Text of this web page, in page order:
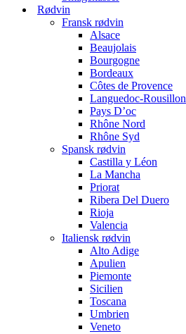
Rødvin
Fransk rødvin
Alsace
Beaujolais
Bourgogne
Bordeaux
Côtes de Provence
Languedoc-Rousillon
Pays D’oc
Rhône Nord
Rhône Syd
Spansk rødvin
Castilla y Léon
La Mancha
Priorat
Ribera Del Duero
Rioja
Valencia
Italiensk rødvin
Alto Adige
Apulien
Piemonte
Sicilien
Toscana
Umbrien
Veneto